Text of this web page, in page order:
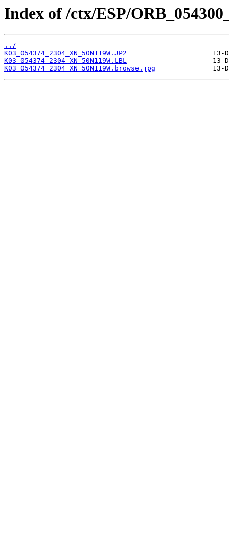
Index of /ctx/ESP/
../
K03_054374_2304_XN_50N119W.JP2
K03_054374_2304_XN_50N119W.LBL
K03_054374_2304_XN_50N119W.browse.jpg